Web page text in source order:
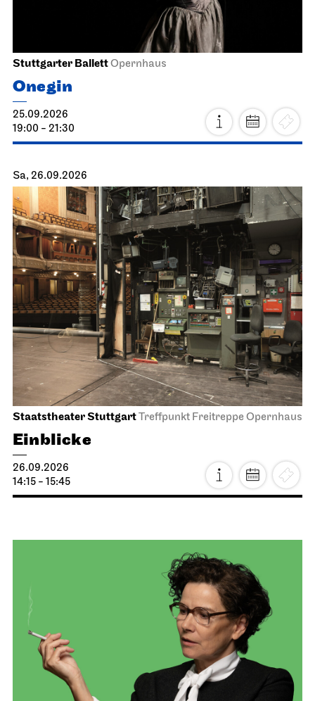
Stuttgarter BallettOpernhaus
Onegin
25.09.2026
19:00 - 21:30
Sa, 26.09.2026
Staatstheater StuttgartTreffpunkt Freitreppe Opernhaus
Einblicke
26.09.2026
14:15 - 15:45